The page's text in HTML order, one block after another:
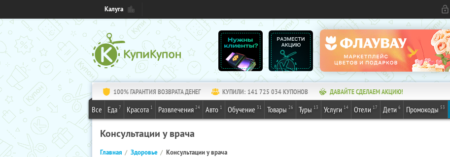
Калуга
100% ГАРАНТИЯ ВОЗВРАТА ДЕНЕГ КУПИЛИ: 141 725 034КУПОНОВ ДАВАЙТЕ СДЕЛАЕМ АКЦИЮ!
Все Еда 7 Красота 1 Развлечения 24 Авто 1 Обучение 31 Товары 26 Туры 13 Услуги 14 Отели 17 Дети 6 Промокоды 53
Консультации у врача
Главная Здоровье Консультации у врача